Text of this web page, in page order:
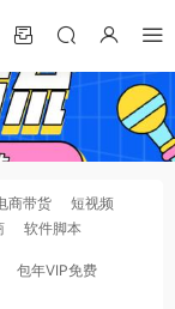
商带货
短视频
软件脚本
包年VIP免费